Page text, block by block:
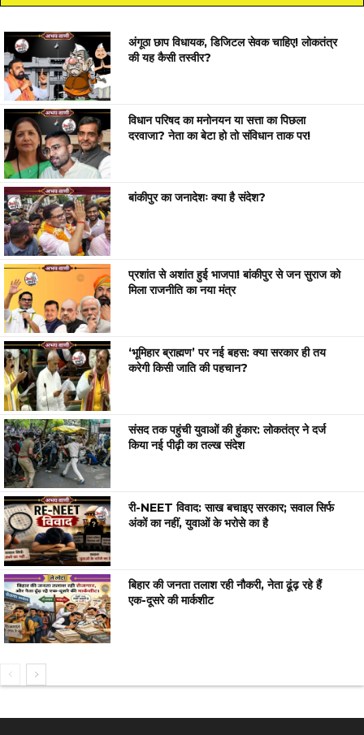
अंगूठा छाप विधायक, डिजिटल सेवक चाहिए! लोकतंत्र
की यह कैसी तस्वीर?
विधान परिषद का मनोनयन या सत्ता का पिछला
दरवाजा? नेता का बेटा हो तो संविधान ताक पर!
बांकीपुर का जनादेशः क्या है संदेश?
प्रशांत से अशांत हुई भाजपा! बांकीपुर से जन सुराज को
मिला राजनीति का नया मंत्र
‘भूमिहार ब्राह्मण’ पर नई बहस: क्या सरकार ही तय
करेगी किसी जाति की पहचान?
संसद तक पहुंची युवाओं की हुंकार: लोकतंत्र ने दर्ज
किया नई पीढ़ी का तल्ख संदेश
री-NEET विवाद: साख बचाइए सरकार; सवाल सिर्फ
अंकों का नहीं, युवाओं के भरोसे का है
बिहार की जनता तलाश रही नौकरी, नेता ढूंढ़ रहे हैं
एक-दूसरे की मार्कशीट